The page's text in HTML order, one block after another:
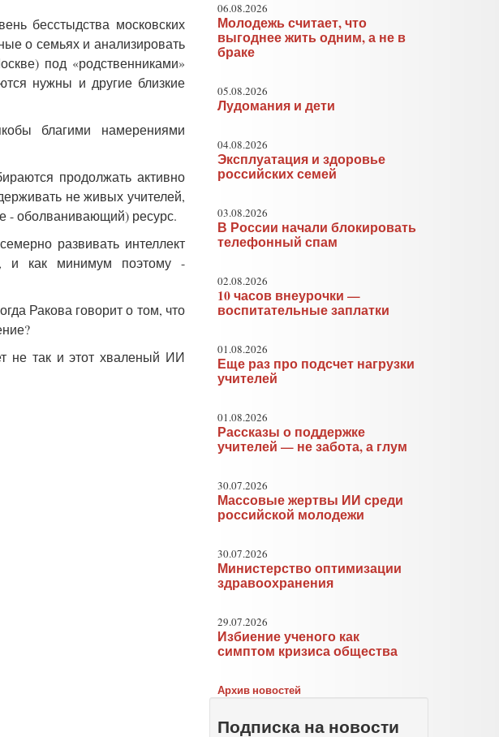
бесстыдства московских
о семьях и анализировать
под «родственниками»
нужны и другие близкие
благими намерениями
продолжать активно
не живых учителей,
- оболванивающий) ресурс.
развивать интеллект
и как минимум поэтому -
Ракова говорит о том, что
не так и этот хваленый ИИ
06.08.2026
Молодежь считает, что
выгоднее жить одним, а не в
браке
05.08.2026
Лудомания и дети
04.08.2026
Эксплуатация и здоровье
российских семей
03.08.2026
В России начали блокировать
телефонный спам
02.08.2026
10 часов внеурочки —
воспитательные заплатки
01.08.2026
Еще раз про подсчет нагрузки
учителей
01.08.2026
Рассказы о поддержке
учителей — не забота, а глум
30.07.2026
Массовые жертвы ИИ среди
российской молодежи
30.07.2026
Министерство оптимизации
здравоохранения
29.07.2026
Избиение ученого как
симптом кризиса общества
Архив новостей
Подписка на новости